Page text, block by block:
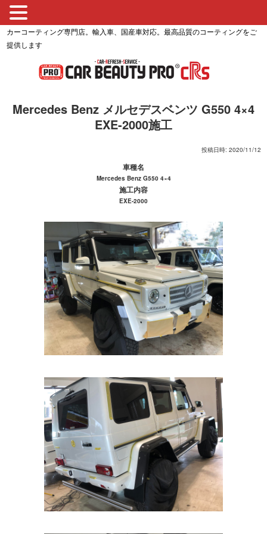
カーコーティング専門店。輸入車、国産車対応。最高品質のコーティングをご
提供します
Mercedes Benz メルセデスベンツ G550 4×4
EXE-2000施工
投稿日時: 2020/11/12
車種名
Mercedes Benz G550 4×4
施工内容
EXE-2000